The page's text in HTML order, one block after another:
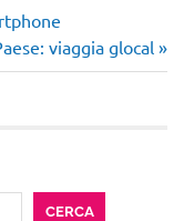
viaggia glocal
CERCA